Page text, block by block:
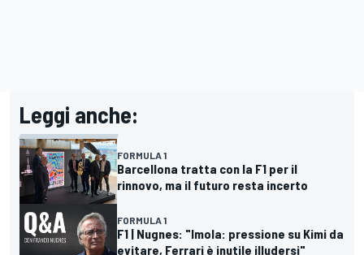
Leggi anche:
FORMULA 1
Barcellona tratta con la F1 per il
rinnovo, ma il futuro resta incerto
FORMULA 1
F1 | Nugnes: "Imola: pressione su Kimi da
evitare, Ferrari è inutile illudersi"